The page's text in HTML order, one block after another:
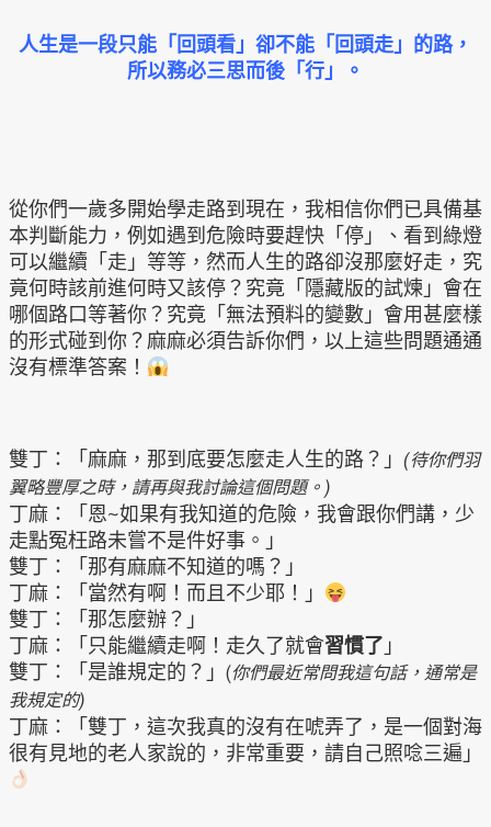
人生是一段只能「回頭看」卻不能「回頭走」的路，
所以務必三思而後「行」。
從你們一歲多開始學走路到現在，我相信你們已具備基
本判斷能力，例如遇到危險時要趕快「停」、看到綠燈
可以繼續「走」等等，然而人生的路卻沒那麼好走，究
竟何時該前進何時又該停？究竟「隱藏版的試煉」會在
哪個路口等著你？究竟「無法預料的變數」會用甚麼樣
的形式碰到你？麻麻必須告訴你們，以上這些問題通通
沒有標準答案！
雙丁：「麻麻，那到底要怎麼走人生的路？」 (待你們羽
翼略豐厚之時，請再與我討論這個問題。)
丁麻：「恩~如果有我知道的危險，我會跟你們講，少
走點冤枉路未嘗不是件好事。」
雙丁：「那有麻麻不知道的嗎？」
丁麻：「當然有啊！而且不少耶！」
雙丁：「那怎麼辦？」
丁麻：「只能繼續走啊！走久了就會習慣了 」
雙丁：「是誰規定的？」 (你們最近常問我這句話，通常是
我規定的)
丁麻：「雙丁，這次我真的沒有在唬弄了，是一個對海
很有見地的老人家說的，非常重要，請自己照唸三遍」